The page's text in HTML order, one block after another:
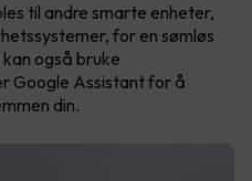
til andre smarte enheter,
for en sømløs
også bruke
Google Assistant for å
din.